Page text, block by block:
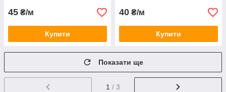
45 ₴/м
Купити
40 ₴/м
Купити
Показати ще
1 / 3